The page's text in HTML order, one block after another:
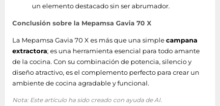
un elemento destacado sin ser abrumador.
Conclusión sobre la Mepamsa Gavia 70 X
La Mepamsa Gavia 70 X es más que una simplecampana
extractora; es una herramienta esencial para todo amante
de la cocina. Con su combinación de potencia, silencio y
diseño atractivo, es el complemento perfecto para crear un
ambiente de cocina agradable y funcional.
Nota: Este artículo ha sido creado con ayuda de AI.